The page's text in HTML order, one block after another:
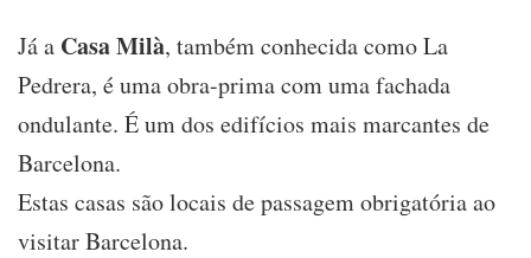
Já a Casa Milà, também conhecida como La
Pedrera, é uma obra-prima com uma fachada
ondulante. É um dos edifícios mais marcantes de
Barcelona.
Estas casas são locais de passagem obrigatória ao
visitar Barcelona.